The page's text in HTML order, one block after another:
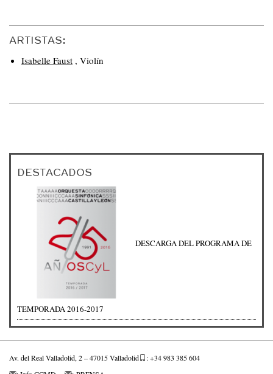
ARTISTAS:
Isabelle Faust , Violín
DESTACADOS
DESCARGA DEL PROGRAMA DE
TEMPORADA 2016-2017
Av. del Real Valladolid, 2 – 47015 Valladolid
: +34 983 385 604